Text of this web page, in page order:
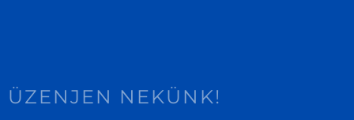
ÜZENJEN NEKÜNK!